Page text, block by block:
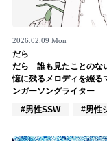
2026.02.09 Mon
だら
だら 誰も見たことのな
憶に残るメロディを綴る
ンガーソングライター
#男性SSW
#男性